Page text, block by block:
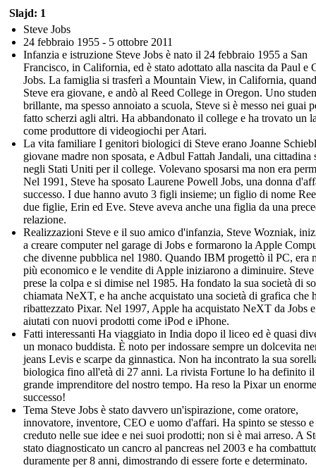
Slajd: 1
Steve Jobs
24 febbraio 1955 - 5 ottobre 2011
Infanzia e istruzione Steve Jobs è nato il 24 febbraio 1955 a San
Francisco, in California, ed è stato adottato alla nascita da Paul e
Jobs. La famiglia si trasferì a Mountain View, in California,
Steve era giovane, e andò al Reed College in Oregon. Uno
brillante, ma spesso annoiato a scuola, Steve si è messo nei guai
fatto scherzi agli altri. Ha abbandonato il college e ha trovato un
come produttore di videogiochi per Atari.
La vita familiare I genitori biologici di Steve erano Joanne
giovane madre non sposata, e Adbul Fattah Jandali, una cittadina
negli Stati Uniti per il college. Volevano sposarsi ma non era
Nel 1991, Steve ha sposato Laurene Powell Jobs, una donna
successo. I due hanno avuto 3 figli insieme; un figlio di nome
due figlie, Erin ed Eve. Steve aveva anche una figlia da una
relazione.
Realizzazioni Steve e il suo amico d'infanzia, Steve Wozniak,
a creare computer nel garage di Jobs e formarono la Apple
che divenne pubblica nel 1980. Quando IBM progettò il PC, era
più economico e le vendite di Apple iniziarono a diminuire. Steve
prese la colpa e si dimise nel 1985. Ha fondato la sua società di
chiamata NeXT, e ha anche acquistato una società di grafica che
ribattezzato Pixar. Nel 1997, Apple ha acquistato NeXT da Jobs
aiutati con nuovi prodotti come iPod e iPhone.
Fatti interessanti Ha viaggiato in India dopo il liceo ed è quasi
un monaco buddista. È noto per indossare sempre un dolcevita
jeans Levis e scarpe da ginnastica. Non ha incontrato la sua
biologica fino all'età di 27 anni. La rivista Fortune lo ha definito
grande imprenditore del nostro tempo. Ha reso la Pixar un enorme
successo!
Tema Steve Jobs è stato davvero un'ispirazione, come oratore,
innovatore, inventore, CEO e uomo d'affari. Ha spinto se stesso e
creduto nelle sue idee e nei suoi prodotti; non si è mai arreso. A
stato diagnosticato un cancro al pancreas nel 2003 e ha
duramente per 8 anni, dimostrando di essere forte e determinato.